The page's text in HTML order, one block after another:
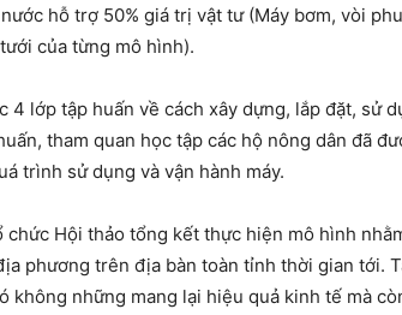
hỗ trợ 50% giá trị vật tư (Máy bơm, vòi
của từng mô hình).
4 lớp tập huấn về cách xây dựng, lắp đặt,
tham quan học tập các hộ nông dân đã
trình sử dụng và vận hành máy.
Hội thảo tổng kết thực hiện mô hình
phương trên địa bàn toàn tỉnh thời gian tới.
không những mang lại hiệu quả kinh tế mà